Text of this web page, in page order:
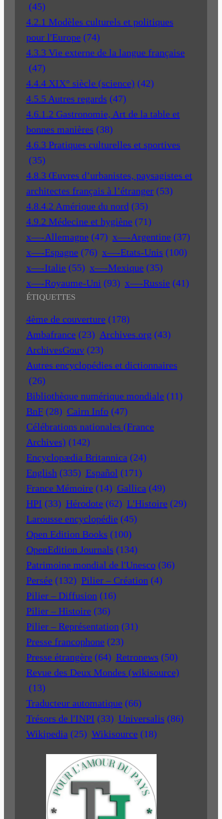
(45)
4.2.1 Modèles culturels et politiques
pour l'Europe (74)
4.3.3 Vie externe de la langue française
(47)
4.4.4 XIX° siècle (science) (42)
4.5.5 Autres regards (47)
4.6.1.2 Gastronomie, Art de la table et
bonnes manières (38)
4.6.3 Pratiques culturelles et sportives
(35)
4.8.3 Œuvres d’urbanistes, paysagistes et
architectes français à l’étranger (53)
4.8.4.2 Amérique du nord (35)
4.9.2 Médecine et hygiène (71)
x—-Allemagne (47) x—-Argentine (37)
x—-Espagne (76) x—-Etats-Unis (100)
x—-Italie (55) x—-Mexique (35)
x—-Royaume-Uni (93) x—-Russie (41)
ÉTIQUETTES
4ème de couverture (178)
Ambafrance (23) Archives.org (43)
ArchivesGouv (23)
Autres encyclopédies et dictionnaires
(26)
Bibliothèque numérique mondiale (11)
BnF (28) Cairn Info (47)
Célébrations nationales (France
Archives) (142)
Encyclopædia Britannica (24)
English (335) Español (171)
France Mémoire (14) Gallica (49)
HPI (33) Hérodote (62) L'Histoire (29)
Larousse encyclopédie (45)
Open Edition Books (100)
OpenEdition Journals (134)
Patrimoine mondial de l'Unesco (36)
Persée (132) Pilier – Création (4)
Pilier – Diffusion (16)
Pilier – Histoire (36)
Pilier – Représentation (31)
Presse francophone (23)
Presse étrangère (64) Retronews (50)
Revue des Deux Mondes (wikisource)
(13)
Traducteur automatique (66)
Trésors de l'INPI (33) Universalis (86)
Wikipedia (25) Wikisource (18)